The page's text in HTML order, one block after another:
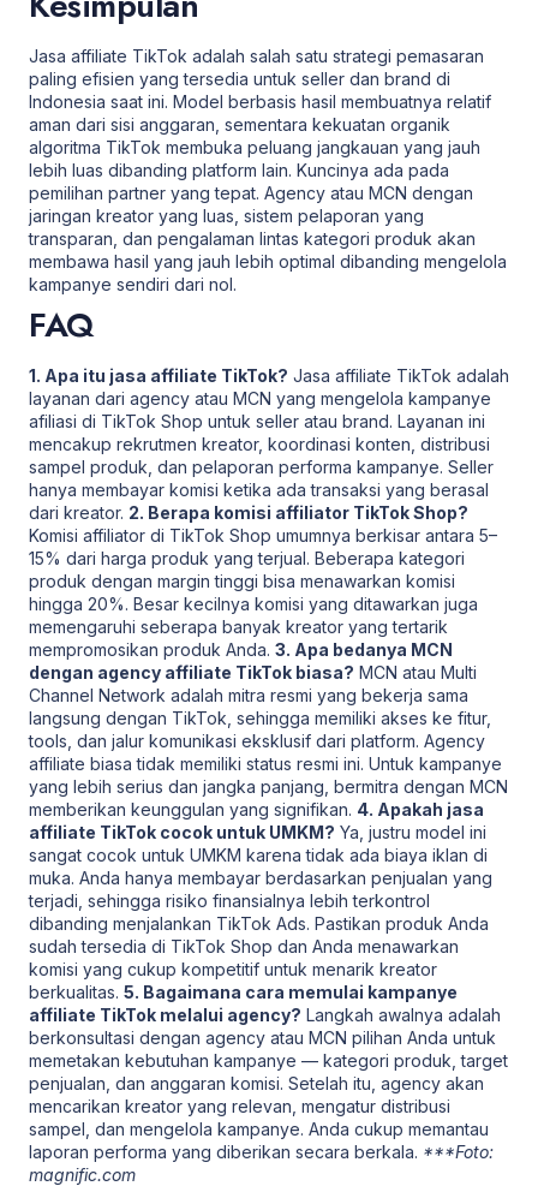
Jasa affiliate TikTok adalah salah satu strategi pemasaran
paling efisien yang tersedia untuk seller dan brand di
Indonesia saat ini. Model berbasis hasil membuatnya relatif
aman dari sisi anggaran, sementara kekuatan organik
algoritma TikTok membuka peluang jangkauan yang jauh
lebih luas dibanding platform lain. Kuncinya ada pada
pemilihan partner yang tepat. Agency atau MCN dengan
jaringan kreator yang luas, sistem pelaporan yang
transparan, dan pengalaman lintas kategori produk akan
membawa hasil yang jauh lebih optimal dibanding mengelola
kampanye sendiri dari nol.
FAQ
1. Apa itu jasa affiliate TikTok? Jasa affiliate TikTok adalah
layanan dari agency atau MCN yang mengelola kampanye
afiliasi di TikTok Shop untuk seller atau brand. Layanan ini
mencakup rekrutmen kreator, koordinasi konten, distribusi
sampel produk, dan pelaporan performa kampanye. Seller
hanya membayar komisi ketika ada transaksi yang berasal
dari kreator. 2. Berapa komisi affiliator TikTok Shop?
Komisi affiliator di TikTok Shop umumnya berkisar antara 5–
15% dari harga produk yang terjual. Beberapa kategori
produk dengan margin tinggi bisa menawarkan komisi
hingga 20%. Besar kecilnya komisi yang ditawarkan juga
memengaruhi seberapa banyak kreator yang tertarik
mempromosikan produk Anda. 3. Apa bedanya MCN
dengan agency affiliate TikTok biasa? MCN atau Multi
Channel Network adalah mitra resmi yang bekerja sama
langsung dengan TikTok, sehingga memiliki akses ke fitur,
tools, dan jalur komunikasi eksklusif dari platform. Agency
affiliate biasa tidak memiliki status resmi ini. Untuk kampanye
yang lebih serius dan jangka panjang, bermitra dengan MCN
memberikan keunggulan yang signifikan. 4. Apakah jasa
affiliate TikTok cocok untuk UMKM? Ya, justru model ini
sangat cocok untuk UMKM karena tidak ada biaya iklan di
muka. Anda hanya membayar berdasarkan penjualan yang
terjadi, sehingga risiko finansialnya lebih terkontrol
dibanding menjalankan TikTok Ads. Pastikan produk Anda
sudah tersedia di TikTok Shop dan Anda menawarkan
komisi yang cukup kompetitif untuk menarik kreator
berkualitas. 5. Bagaimana cara memulai kampanye
affiliate TikTok melalui agency? Langkah awalnya adalah
berkonsultasi dengan agency atau MCN pilihan Anda untuk
memetakan kebutuhan kampanye — kategori produk, target
penjualan, dan anggaran komisi. Setelah itu, agency akan
mencarikan kreator yang relevan, mengatur distribusi
sampel, dan mengelola kampanye. Anda cukup memantau
laporan performa yang diberikan secara berkala. ***Foto:
magnific.com